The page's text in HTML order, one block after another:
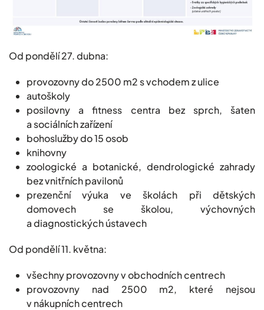
Od pondělí 27. dubna:
provozovny do 2500 m2 s vchodem z ulice
autoškoly
posilovny a fitness centra bez sprch, šaten
a sociálních zařízení
bohoslužby do 15 osob
knihovny
zoologické a botanické, dendrologické zahrady
bez vnitřních pavilonů
prezenční výuka ve školách při dětských
domovech se školou, výchovných
a diagnostických ústavech
Od pondělí 11. května:
všechny provozovny v obchodních centrech
provozovny nad 2500 m2, které nejsou
v nákupních centrech